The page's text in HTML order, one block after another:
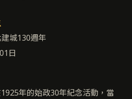
城130週年
日
年的始政30年紀念活動，當